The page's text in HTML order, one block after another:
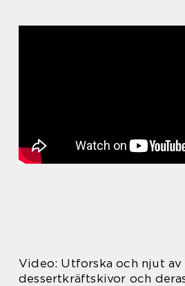
Video: Utforska och njut av
dessertkräftskivor och